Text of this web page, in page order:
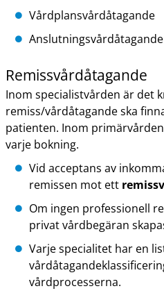
Vårdplansvårdåtagande
Anslutningsvårdåtagande
Remissvårdåtagande
Inom specialistvården är det
remiss/vårdåtagande ska
patienten. Inom
varje bokning.
Vid acceptans av
remissen mot ett
Om ingen professionell
privat vårdbegäran
Varje specialitet har en
vårdprocesserna.